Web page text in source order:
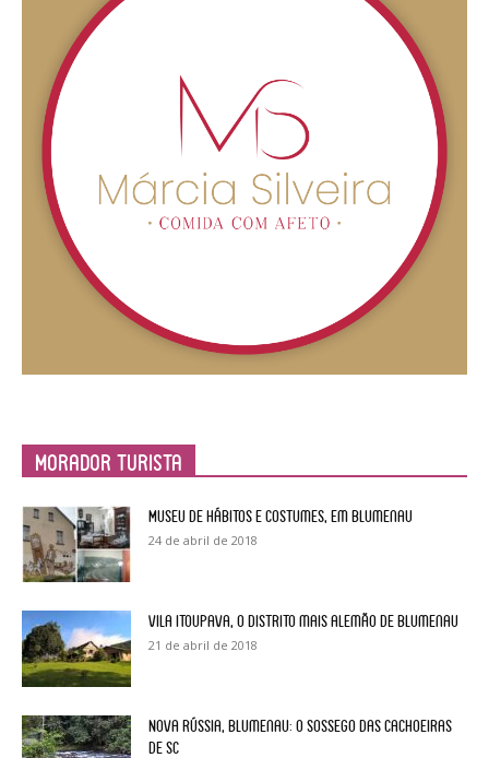
Morador Turista
Museu de Hábitos e Costumes, em Blumenau
24 de abril de 2018
Vila Itoupava, o Distrito mais alemão de Blumenau
21 de abril de 2018
Nova Rússia, Blumenau: o sossego das cachoeiras
de SC